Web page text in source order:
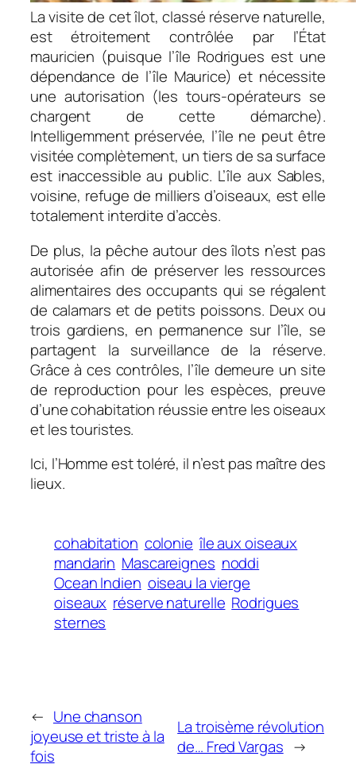
La visite de cet îlot, classé réserve naturelle,
est étroitement contrôlée par l’État
mauricien (puisque l’île Rodrigues est une
dépendance de l’île Maurice) et nécessite
une autorisation (les tours-opérateurs se
chargent de cette démarche).
Intelligemment préservée, l’île ne peut être
visitée complètement, un tiers de sa surface
est inaccessible au public. L’île aux Sables,
voisine, refuge de milliers d’oiseaux, est elle
totalement interdite d’accès.
De plus, la pêche autour des îlots n’est pas
autorisée afin de préserver les ressources
alimentaires des occupants qui se régalent
de calamars et de petits poissons. Deux ou
trois gardiens, en permanence sur l’île, se
partagent la surveillance de la réserve.
Grâce à ces contrôles, l’île demeure un site
de reproduction pour les espèces, preuve
d’une cohabitation réussie entre les oiseaux
et les touristes.
Ici, l’Homme est toléré, il n’est pas maître des
lieux.
cohabitation colonie île aux oiseaux
mandarin Mascareignes noddi
Ocean Indien oiseau la vierge
oiseaux réserve naturelle Rodrigues
sternes
← Une chanson
joyeuse et triste à la
fois
La troisème révolution
de… Fred Vargas →